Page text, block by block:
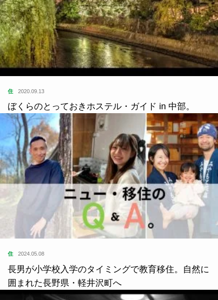
住 2020.09.13
ぼくらのとっておきホステル・ガイド in 中部。
住 2024.05.08
長男が小学校入学のタイミングで教育移住。自然に
囲まれた長野県・軽井沢町へ